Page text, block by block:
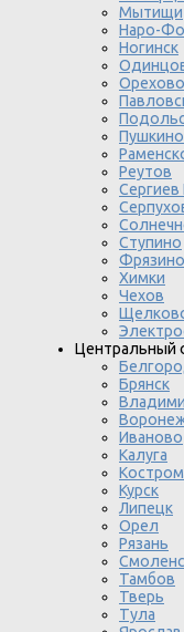
Мытищи
Наро-
Ногинск
Пушкино
Реутов
Сергиев
Ступино
Фрязино
Химки
Чехов
Центральный
Брянск
Иваново
Калуга
Курск
Липецк
Орел
Рязань
Тамбов
Тверь
Тула